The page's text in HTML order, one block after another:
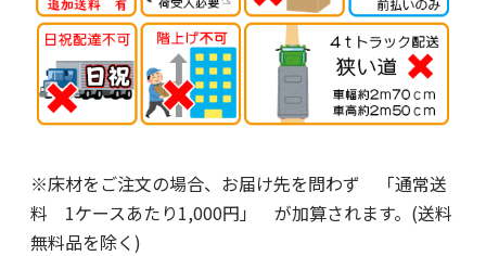
※床材をご注文の場合、お届け先を問わず 「通常送
料 1ケースあたり1,000円」 が加算されます。(送料
無料品を除く)